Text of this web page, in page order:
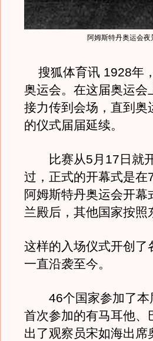
阿姆斯特丹奥运会夜
搜狐体育讯 1928年
奥运会。在这届奥运
接力传到会场，直到
的仪式届届延续。
比赛从5月17日就开
过，正式的开幕式是
阿姆斯特丹奥运会开
兰殿后，其他国家按
这样的入场仪式开创
一直沿袭至今。
46个国家参加了本
首次参加的有马耳他
出了观察员宋如海出